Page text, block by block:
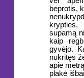
beprotis,
supamą
kaip
gyvėjo.
nukritęs
apie
plakė